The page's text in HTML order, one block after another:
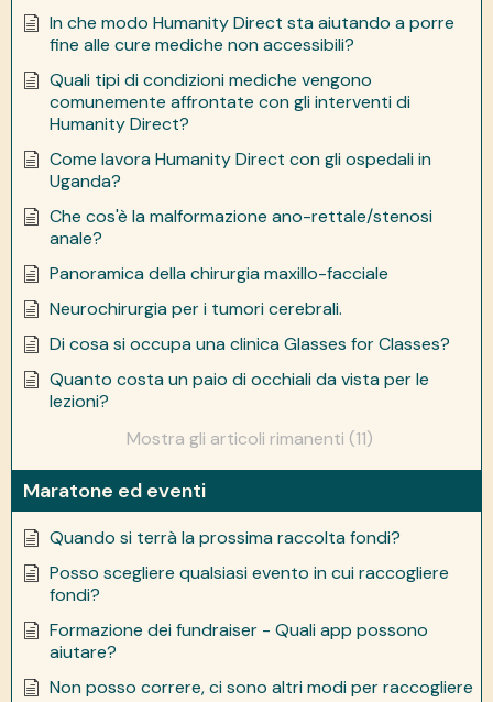
In che modo Humanity Direct sta aiutando a porre
fine alle cure mediche non accessibili?
Quali tipi di condizioni mediche vengono
comunemente affrontate con gli interventi di
Humanity Direct?
Come lavora Humanity Direct con gli ospedali in
Uganda?
Che cos'è la malformazione ano-rettale/stenosi
anale?
Panoramica della chirurgia maxillo-facciale
Neurochirurgia per i tumori cerebrali.
Di cosa si occupa una clinica Glasses for Classes?
Quanto costa un paio di occhiali da vista per le
lezioni?
Mostra gli articoli rimanenti (11)
Maratone ed eventi
Quando si terrà la prossima raccolta fondi?
Posso scegliere qualsiasi evento in cui raccogliere
fondi?
Formazione dei fundraiser - Quali app possono
aiutare?
Non posso correre, ci sono altri modi per raccogliere